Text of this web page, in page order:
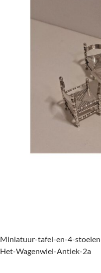
Miniatuur-tafel-en-4-
Het-Wagenwiel-Antiek-2a